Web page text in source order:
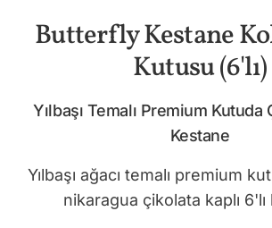
Butterfly Kestane
Kutusu (6'lı)
Yılbaşı Temalı Premium Kutuda
Kestane
Yılbaşı ağacı temalı premium
nikaragua çikolata kaplı